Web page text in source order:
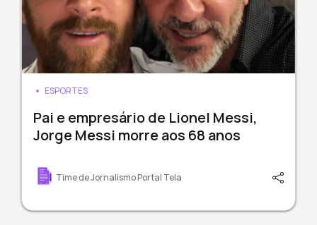
ESPORTES
Pai e empresário de Lionel Messi,
Jorge Messi morre aos 68 anos
Time de Jornalismo Portal Tela